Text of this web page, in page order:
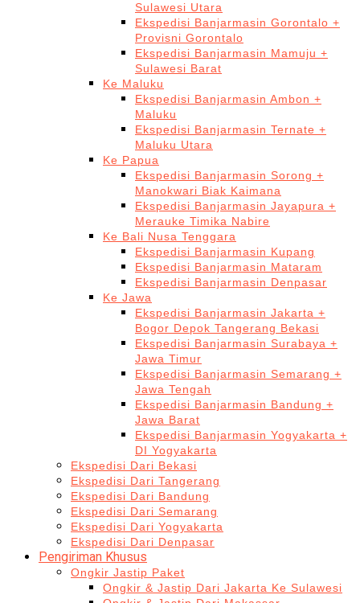
Sulawesi Utara
Ekspedisi Banjarmasin Gorontalo +
Provisni Gorontalo
Ekspedisi Banjarmasin Mamuju +
Sulawesi Barat
Ke Maluku
Ekspedisi Banjarmasin Ambon +
Maluku
Ekspedisi Banjarmasin Ternate +
Maluku Utara
Ke Papua
Ekspedisi Banjarmasin Sorong +
Manokwari Biak Kaimana
Ekspedisi Banjarmasin Jayapura +
Merauke Timika Nabire
Ke Bali Nusa Tenggara
Ekspedisi Banjarmasin Kupang
Ekspedisi Banjarmasin Mataram
Ekspedisi Banjarmasin Denpasar
Ke Jawa
Ekspedisi Banjarmasin Jakarta +
Bogor Depok Tangerang Bekasi
Ekspedisi Banjarmasin Surabaya +
Jawa Timur
Ekspedisi Banjarmasin Semarang +
Jawa Tengah
Ekspedisi Banjarmasin Bandung +
Jawa Barat
Ekspedisi Banjarmasin Yogyakarta +
DI Yogyakarta
Ekspedisi Dari Bekasi
Ekspedisi Dari Tangerang
Ekspedisi Dari Bandung
Ekspedisi Dari Semarang
Ekspedisi Dari Yogyakarta
Ekspedisi Dari Denpasar
Pengiriman Khusus
Ongkir Jastip Paket
Ongkir & Jastip Dari Jakarta Ke Sulawesi